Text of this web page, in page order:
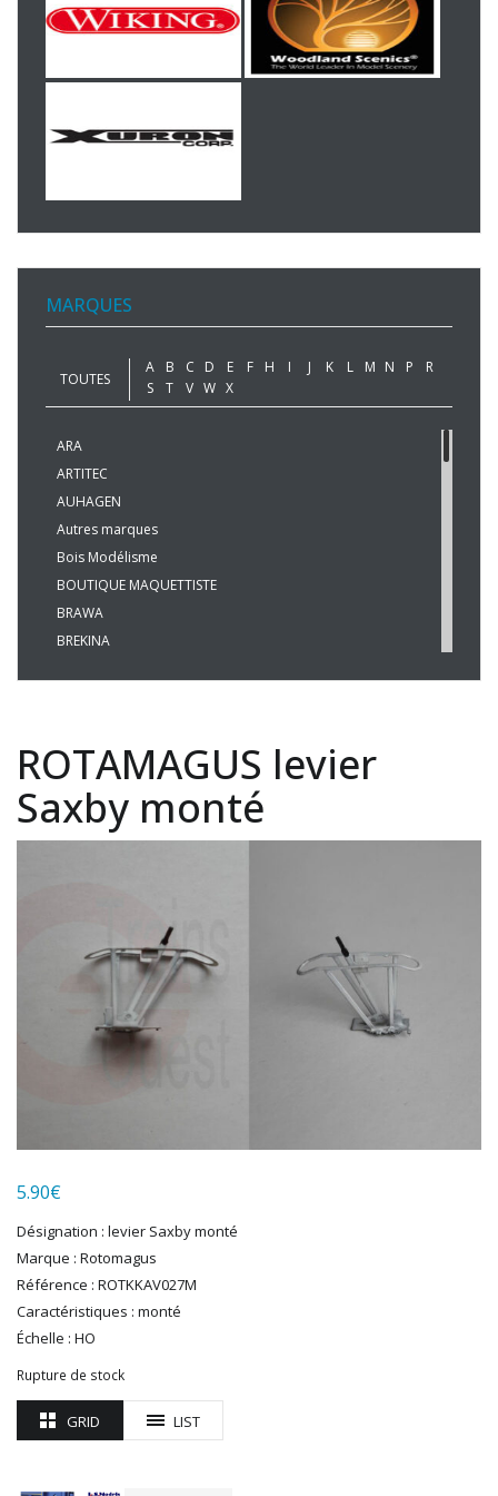
MARQUES
TOUTES
A B C D E F H I J K L M N P
R
S
T V W X
ARA
ARTITEC
AUHAGEN
Autres marques
Bois Modélisme
BOUTIQUE MAQUETTISTE
BRAWA
BREKINA
DECAPOD
DISQUE ROUGE
EPM
HAXO-3D
HEKI
HUMBROL
MAKETTE
MARLKIN
MKD
NOREV
NOVATEUR MODELES
PECO
PN SUD MODELISME
ROTAMAGUS levier
Saxby monté
5.90€
Désignation : levier Saxby monté
Marque : Rotomagus
Référence : ROTKKAV027M
Caractéristiques : monté
Échelle : HO
Rupture de stock
GRID LIST